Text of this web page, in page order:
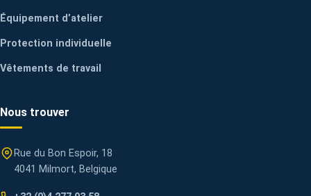
Équipement d’atelier
Protection individuelle
Vêtements de travail
Nous trouver
Rue du Bon Espoir, 18
4041 Milmort, Belgique